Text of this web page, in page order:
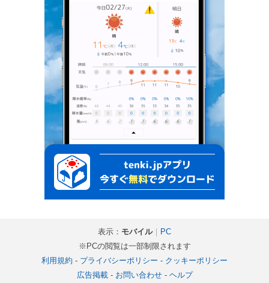
表示： モバイル｜ PC
※PCの閲覧は一部制限されます
利用規約 - プライバシーポリシー - クッキーポリシー
広告掲載- お問い合わせ- ヘルプ